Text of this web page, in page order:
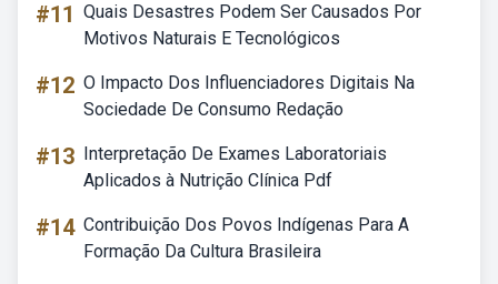
#11 Quais Desastres Podem Ser Causados Por
Motivos Naturais E Tecnológicos
#12 O Impacto Dos Influenciadores Digitais Na
Sociedade De Consumo Redação
#13 Interpretação De Exames Laboratoriais
Aplicados à Nutrição Clínica Pdf
#14 Contribuição Dos Povos Indígenas Para A
Formação Da Cultura Brasileira